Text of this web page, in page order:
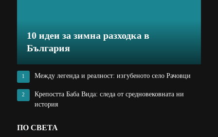
10 идеи за зимна разходка в
България
1 Между легенда и реалност: изгубеното село Рачовци
2
Крепостта Баба Вида: следа от средновековната ни
история
ПО СВЕТА